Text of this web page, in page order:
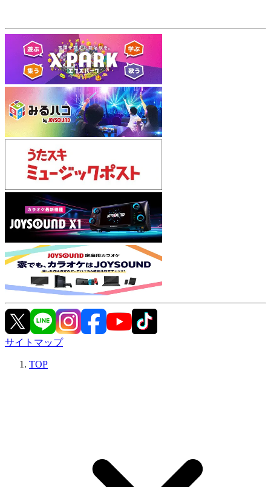
サイトマップ
TOP